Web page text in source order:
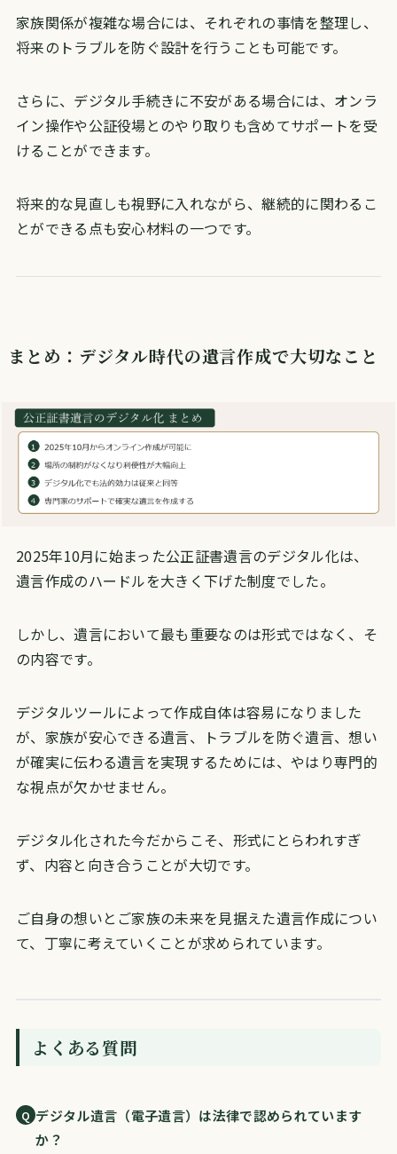
家族関係が複雑な場合には、それぞれの事情を整理し、
将来のトラブルを防ぐ設計を行うことも可能です。
さらに、デジタル手続きに不安がある場合には、オンラ
イン操作や公証役場とのやり取りも含めてサポートを受
けることができます。
将来的な見直しも視野に入れながら、継続的に関わるこ
とができる点も安心材料の一つです。
まとめ：デジタル時代の遺言作成で大切なこと
2025年10月に始まった公正証書遺言のデジタル化は、
遺言作成のハードルを大きく下げた制度でした。
しかし、遺言において最も重要なのは形式ではなく、そ
の内容です。
デジタルツールによって作成自体は容易になりました
が、家族が安心できる遺言、トラブルを防ぐ遺言、想い
が確実に伝わる遺言を実現するためには、やはり専門的
な視点が欠かせません。
デジタル化された今だからこそ、形式にとらわれすぎ
ず、内容と向き合うことが大切です。
ご自身の想いとご家族の未来を見据えた遺言作成につい
て、丁寧に考えていくことが求められています。
よくある質問
デジタル遺言（電子遺言）は法律で認められています
か？